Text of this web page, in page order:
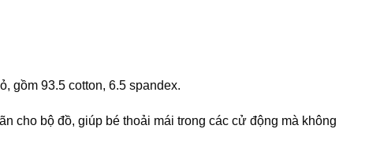
gồm 93.5 cotton, 6.5 spandex.
cho bộ đồ, giúp bé thoải mái trong các cử động mà không